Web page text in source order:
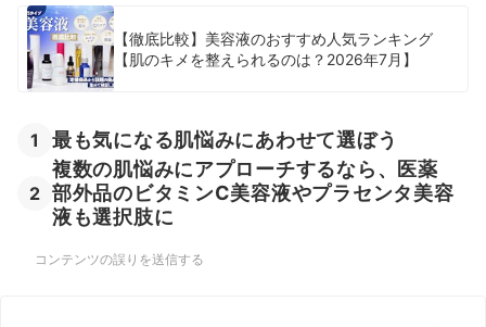
【徹底比較】美容液のおすすめ人気ランキング
【肌のキメを整えられるのは？2026年7月】
1 最も気になる肌悩みにあわせて選ぼう
2
複数の肌悩みにアプローチするなら、医薬
部外品のビタミンC美容液やプラセンタ美容
液も選択肢に
コンテンツの誤りを送信する